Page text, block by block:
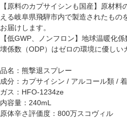
【原料のカプサイシンも国産】原材
える岐阜県飛騨市内で製造されたもの
お届けします。
【低GWP、ノンフロン】地球温暖化
壊係数（ODP）はゼロの環境に優しい
品名：熊撃退スプレー
成分：カプサイシン / アルコール類 /
ガス：HFO-1234ze
内容量：240mL
原体辛さ評価度：800万スコヴィル